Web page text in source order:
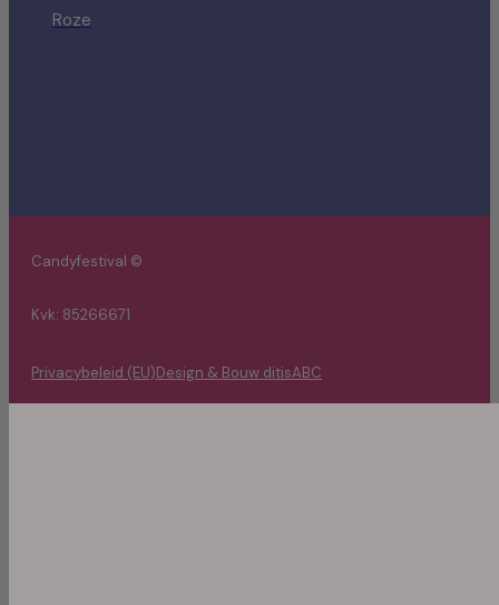
Roze
Candyfestival ©
Kvk: 85266671
Privacybeleid (EU)Design & Bouw ditisABC